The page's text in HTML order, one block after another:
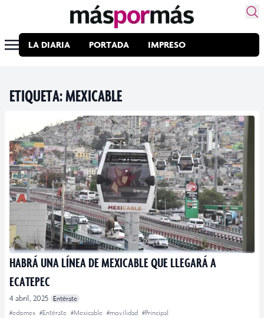
LA DIARIA PORTADA IMPRESO
ETIQUETA:MEXICABLE
HABRÁ UNA LÍNEA DE MEXICABLE QUE LLEGARÁ A
ECATEPEC
4 abril, 2025 Entérate
#edomex #Entérate #Mexicable #movilidad #Principal